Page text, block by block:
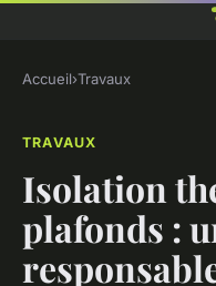
Accueil›Travaux
TRAVAUX
Isolation
plafonds :